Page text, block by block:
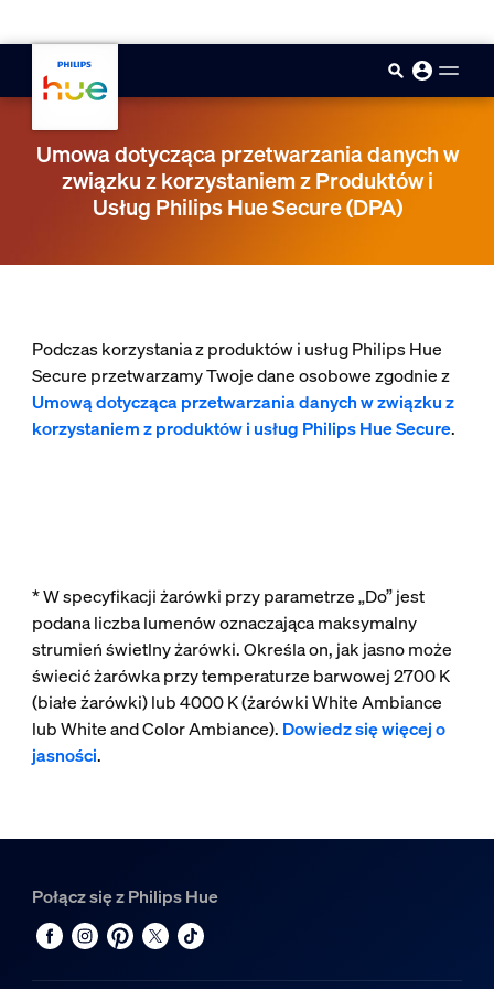
Umowa dotycząca przetwarzania danych w
związku z korzystaniem z Produktów i
Usług Philips Hue Secure (DPA)
Podczas korzystania z produktów i usług Philips Hue
Secure przetwarzamy Twoje dane osobowe zgodnie z
Umową dotycząca przetwarzania danych w związku z
korzystaniem z produktów i usług Philips Hue Secure.
* W specyfikacji żarówki przy parametrze „Do” jest
podana liczba lumenów oznaczająca maksymalny
strumień świetlny żarówki. Określa on, jak jasno może
świecić żarówka przy temperaturze barwowej 2700 K
(białe żarówki) lub 4000 K (żarówki White Ambiance
lub White and Color Ambiance). Dowiedz się więcej o
jasności.
Połącz się z Philips Hue